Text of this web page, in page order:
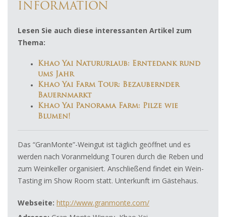
INFORMATION
Lesen Sie auch diese interessanten Artikel zum
Thema:
Khao Yai Natururlaub: Erntedank rund
ums Jahr
Khao Yai Farm Tour: Bezaubernder
Bauernmarkt
Khao Yai Panorama Farm: Pilze wie
Blumen!
Das “GranMonte”-Weingut ist täglich geöffnet und es
werden nach Voranmeldung Touren durch die Reben und
zum Weinkeller organisiert. Anschließend findet ein Wein-
Tasting im Show Room statt. Unterkunft im Gästehaus.
Webseite: http://www.granmonte.com/